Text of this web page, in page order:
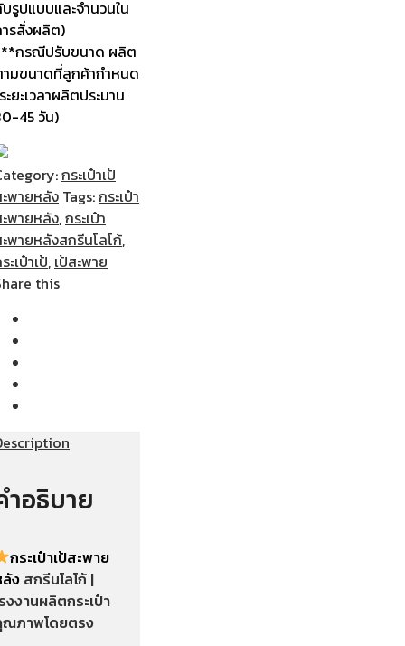
รูปแบบและจำนวนใน
รสั่งผลิต)
กรณีปรับขนาด ผลิต
มขนาดที่ลูกค้ากำหนด
ะยะเวลาผลิตประมาน
45 วัน)
กระเป๋าเป้
พายหลัง Tags:กระเป๋า
พายหลัง,กระเป๋า
พายหลังสกรีนโลโก้,
ะเป๋าเป้, เป้สะพาย
this
ำอธิบาย
กระเป๋าเป้สะพาย
ง สกรีนโลโก้ |
งงานผลิตกระเป๋า
ภาพโดยตรง